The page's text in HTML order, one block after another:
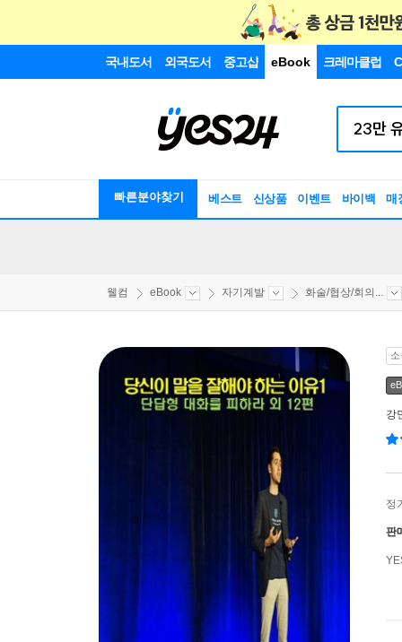
국내도서 외국도서 중고샵 eBook 크레마클럽
빠른분야찾기 베스트 신상품 이벤트 바이백 매
웰컴 eBook 자기계발 화술/협상/회의...
강
정
판